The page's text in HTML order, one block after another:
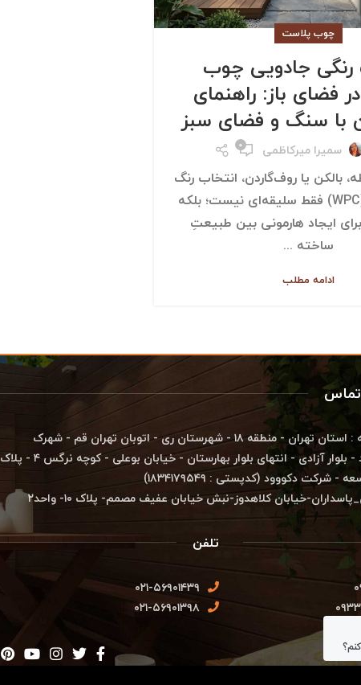
چوب پلاست
رنگی جادویی چوب
فضای باز: راهنمای
سنگ و فضای سبز
سمیرا میرکاظمی ۰
بالکن یا روف‌گاردن، انتخاب رنگ
چوب پلاست (WPC) فقط سلیقه‌ای نیست؛ بلکه
ایجاد هارمونی بین طبیعتِ
ساخته‌ ...
ادامه مطلب
دفتر مرکزی کارخانه : استان تهران - منطقه ۱۸ - شهرستان ری - اتوبان تهران قم - شهرک
صنعتی شمس آباد - بلوار آزادی - انتهای بلوار بهارستان - خیابان بوعلی - کوچه نرگس ۴ - پلاک
خیابان کلاهدوز-نبش خیابان عفیف مصمم- پلاک ۱۰- واحد۲
تلفن
۰۲۱-۵۶۹۰۱۴۳۹
۰۲۱-۵۶۹۰۱۳۹۸